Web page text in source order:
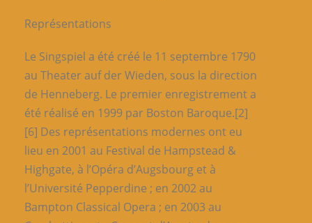
Représentations
Le Singspiel a été créé le 11 septembre 1790
au Theater auf der Wieden, sous la direction
de Henneberg. Le premier enregistrement a
été réalisé en 1999 par Boston Baroque.[2]
[6] Des représentations modernes ont eu
lieu en 2001 au Festival de Hampstead &
Highgate, à l’Opéra d’Augsbourg et à
l’Université Pepperdine ; en 2002 au
Bampton Classical Opera ; en 2003 au